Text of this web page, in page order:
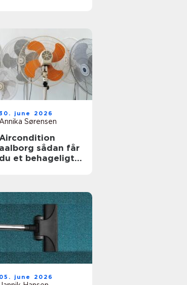
june 2026
Annika Sørensen
aalborg sådan får
du et behageligt
05. june 2026